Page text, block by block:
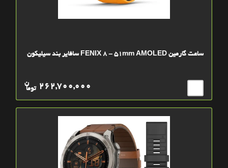
ساعت گارمین FENIX 8 - 51mm AMOLED سافایر بند سیلیکون
توما
ن 262,700,000